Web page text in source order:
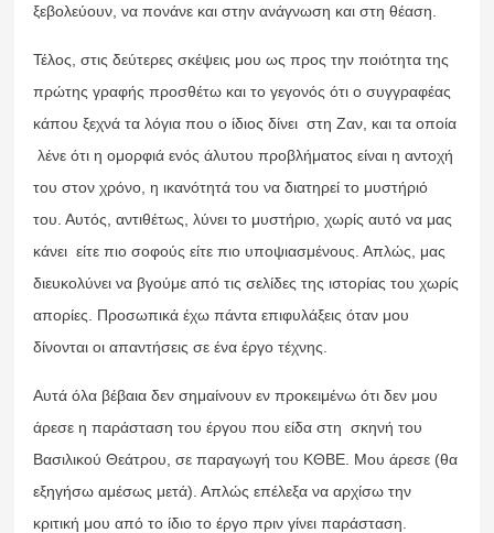
ξεβολεύουν, να πονάνε και στην ανάγνωση και στη θέαση.
Τέλος, στις δεύτερες σκέψεις μου ως προς την ποιότητα της
πρώτης γραφής προσθέτω και το γεγονός ότι ο συγγραφέας
κάπου ξεχνά τα λόγια που ο ίδιος δίνει στη Ζαν, και τα οποία
λένε ότι η ομορφιά ενός άλυτου προβλήματος είναι η αντοχή
του στον χρόνο, η ικανότητά του να διατηρεί το μυστήριό
του. Αυτός, αντιθέτως, λύνει το μυστήριο, χωρίς αυτό να μας
κάνει είτε πιο σοφούς είτε πιο υποψιασμένους. Απλώς, μας
διευκολύνει να βγούμε από τις σελίδες της ιστορίας του χωρίς
απορίες. Προσωπικά έχω πάντα επιφυλάξεις όταν μου
δίνονται οι απαντήσεις σε ένα έργο τέχνης.
Αυτά όλα βέβαια δεν σημαίνουν εν προκειμένω ότι δεν μου
άρεσε η παράσταση του έργου που είδα στη σκηνή του
Βασιλικού Θεάτρου, σε παραγωγή του ΚΘΒΕ. Μου άρεσε (θα
εξηγήσω αμέσως μετά). Απλώς επέλεξα να αρχίσω την
κριτική μου από το ίδιο το έργο πριν γίνει παράσταση.